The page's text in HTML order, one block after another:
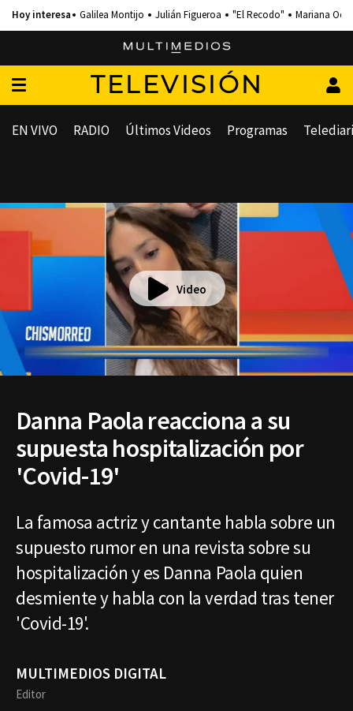
Galilea Montijo Julián Figueroa "El Recodo" Mariana
TELEVISIÓN
EN VIVO RADIO Últimos Videos Programas
Video
Danna Paola reacciona a su
supuesta hospitalización por
'Covid-19'
La famosa actriz y cantante habla sobre un
supuesto rumor en una revista sobre su
hospitalización y es Danna Paola quien
desmiente y habla con la verdad tras tener
'Covid-19'.
MULTIMEDIOS DIGITAL
Editor